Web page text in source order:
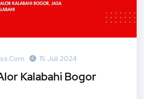
15 Juli 2024
Kalabahi Bogor